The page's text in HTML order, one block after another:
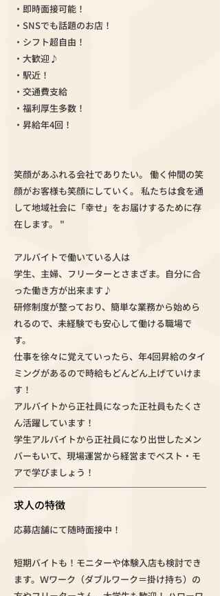
・即時面接可能！
・SNSでも話題のお店！
・シフト超自由！
・大歓迎♪
・駅近！
・交通費支給
・福利厚生多数！
・昇給年4回！
笑顔があふれる会社でありたい。 働く仲間の笑
顔がお客様も笑顔にしていく。 私たちは食を通
して地域社会に「幸せ」をお届けするために存
在します。 "
アルバイトで働いている人は
学生、主婦、フリーターとさまざま。自分に合
った働き方が出来ます♪
研修制度が整っており、簡単な業務から始めら
れるので、未経験でも安心して働ける職場で
す。
仕事を徐々に覚えていったら、年4回昇給のタイ
ミングがあるので時給もどんどん上げていけま
す！
アルバイトから正社員になった正社員もたくさ
ん活躍しています！
学生アルバイトから正社員になり出世したメン
バーもいて、現場運営から経営までベスト・モ
アで学びましょう！
求人の特徴
応募店舗にて随時面接中！
短期バイトも！モニターや体験入店も検討でき
ます。Ｗワーク（ダブルワーク＝掛け持ち）の